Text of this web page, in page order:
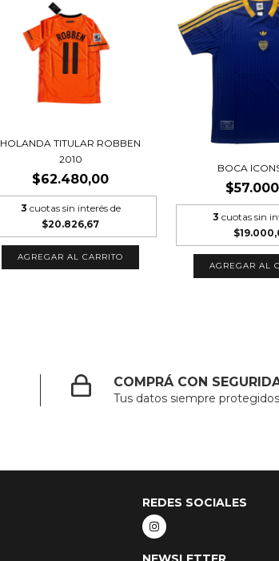
HOLANDA TITULAR ROBBEN
2010
$62.480,00
3 cuotas sin interés de
$20.826,67
AGREGAR AL CARRITO
BOCA
3 cuotas sin
AGREGAR AL
COMPRÁ CON
Tus datos siempre protegidos
REDES SOCIALES